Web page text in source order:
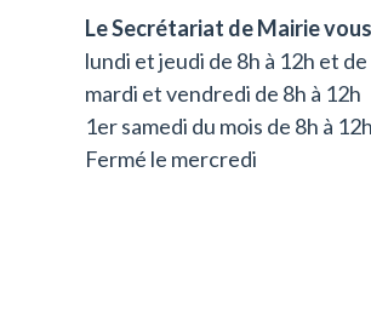
Le Secrétariat de Mairie
lundi et jeudi de 8h à 12h et
mardi et vendredi de 8h à 12h
1er samedi du mois de 8h à 12h
Fermé le mercredi